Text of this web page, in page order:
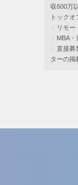
収600万
トック
リモー
MBA
直接募
ターの掲